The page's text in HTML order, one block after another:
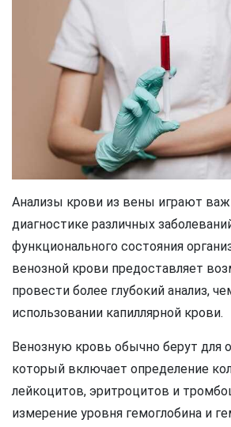
Анализы крови из вены играют
диагностике различных
функционального состояния
венозной крови предоставляет
провести более глубокий анализ,
использовании капиллярной крови.
Венозную кровь обычно берут для
который включает определение
лейкоцитов, эритроцитов и
измерение уровня гемоглобина и